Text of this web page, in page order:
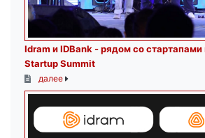
Idram и IDBank - рядом со стартапами
Startup Summit
далее